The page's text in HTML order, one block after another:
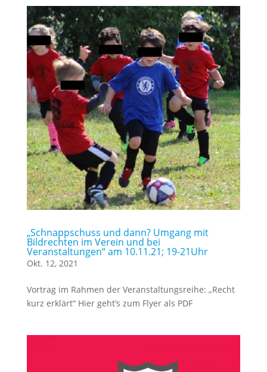
„Schnappschuss und dann? Umgang mit
Bildrechten im Verein und bei
Veranstaltungen“ am 10.11.21; 19-21Uhr
Okt. 12, 2021
Vortrag im Rahmen der Veranstaltungsreihe: „Recht
kurz erklärt“ Hier geht’s zum Flyer als PDF